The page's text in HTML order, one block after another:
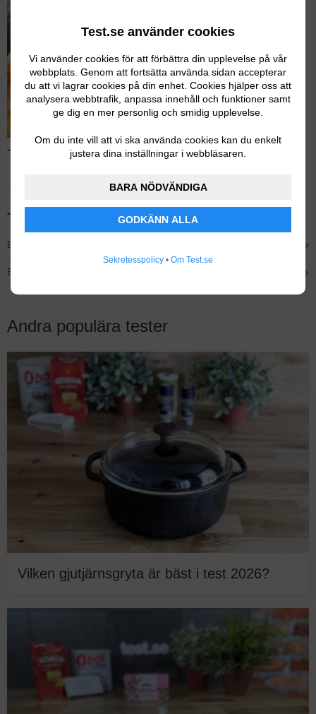
Test.se använder cookies
Vi använder cookies för att förbättra din upplevelse på vår
webbplats. Genom att fortsätta använda sidan accepterar
du att vi lagrar cookies på din enhet. Cookies hjälper oss att
analysera webbtrafik, anpassa innehåll och funktioner samt
ge dig en mer personlig och smidig upplevelse.
Om du inte vill att vi ska använda cookies kan du enkelt
justera dina inställningar i webbläsaren.
BARA NÖDVÄNDIGA
GODKÄNN ALLA
Sekretesspolicy • Om Test.se
Test av wokpannor – Läs hela testet
Tidigare testvinnare
Bäst i test – Fiskars Norden Wok ›
Bästa lätta gjutjärn – Ronneby Bruk Ultra Light ›
Andra populära tester
Vilken gjutjärnsgryta är bäst i test 2026?